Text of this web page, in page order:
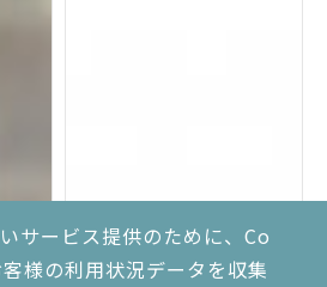
サービス提供のために、Co
様の利用状況データを収集